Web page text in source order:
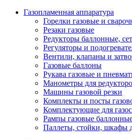
Газопламенная аппаратура
Горелки газовые и
Резаки газовые
Редукторы баллонные,
Регуляторы и
Вентили, клапаны и
Газовые баллоны
Рукава газовые и
Манометры для
Машины газовой резки
Комплекты и посты
Комплектующие для
Рампы газовые
Паллеты, стойки, шкафы